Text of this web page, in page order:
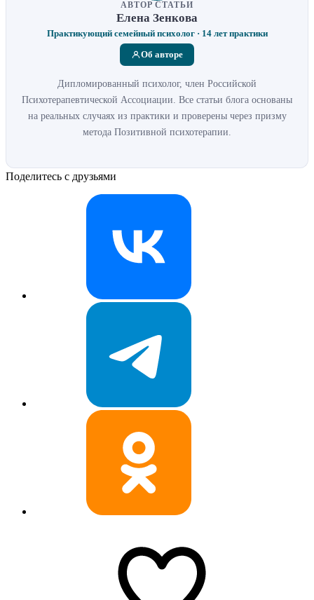
АВТОР СТАТЬИ
Елена Зенкова
Практикующий семейный психолог · 14 лет практики
Об авторе
Дипломированный психолог, член Российской
Психотерапевтической Ассоциации. Все статьи блога основаны
на реальных случаях из практики и проверены через призму
метода Позитивной психотерапии.
Поделитесь с друзьями